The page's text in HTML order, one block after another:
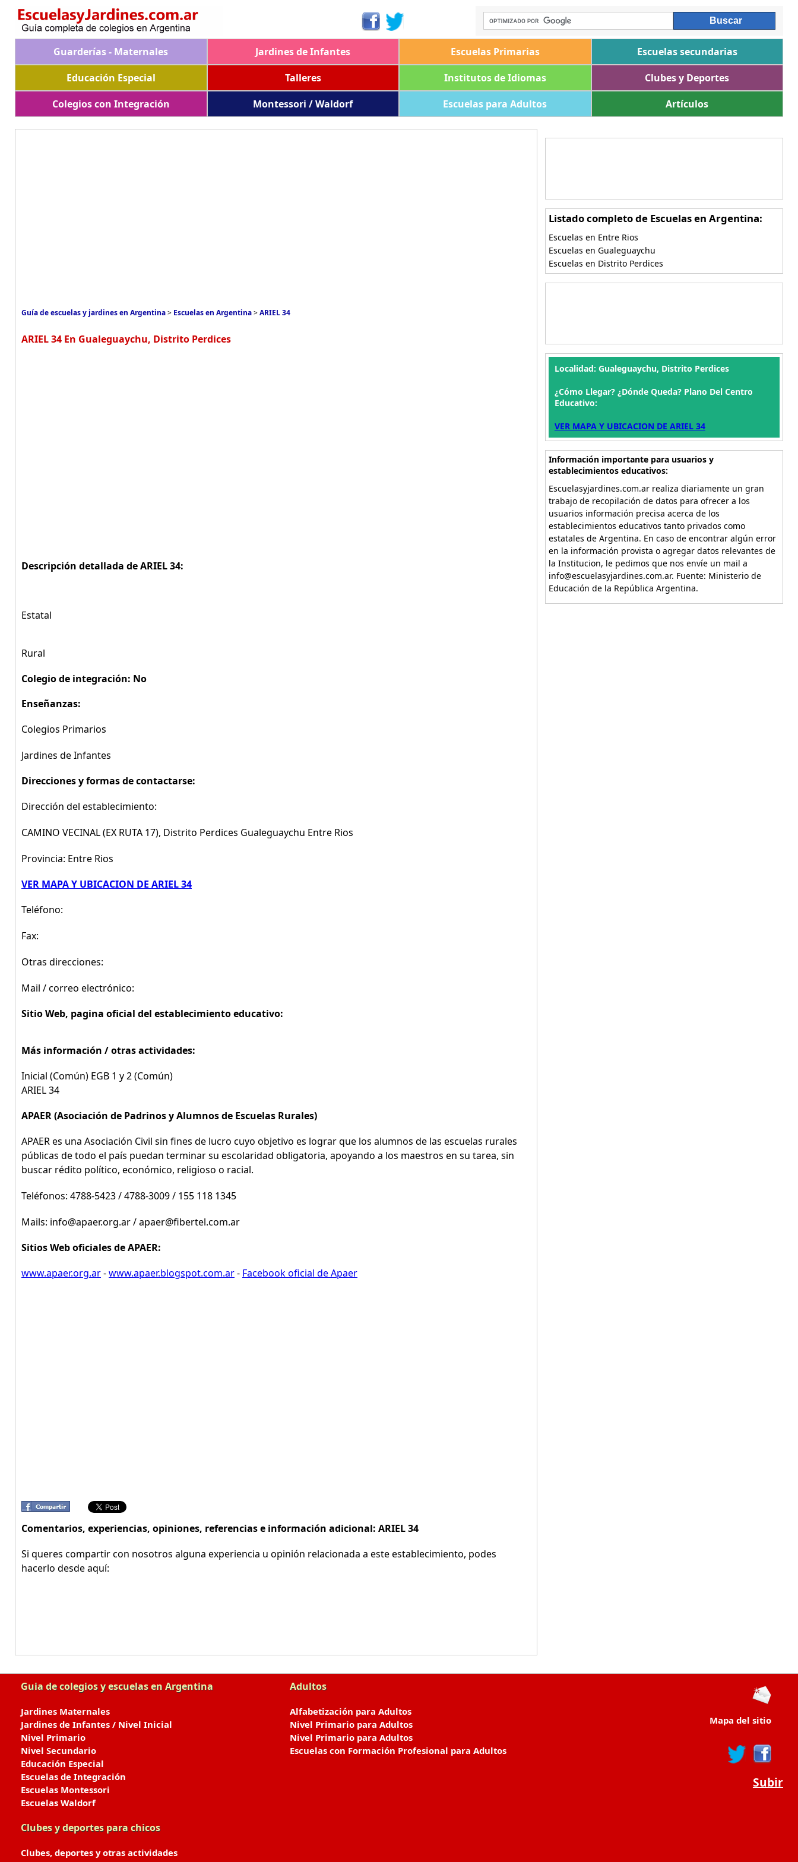
Guarderías - Maternales Jardines de Infantes Escuelas Primarias
Escuelas secundarias
Educación Especial
Talleres Institutos de Idiomas
Clubes y Deportes
Colegios con Integración
Montessori / Waldorf Escuelas para Adultos Artículos
Guía de escuelas y jardines en Argentina> Escuelas en Argentina>ARIEL 34
ARIEL 34 En Gualeguaychu, Distrito Perdices
Descripción detallada de ARIEL 34:
Estatal
Rural
Colegio de integración: No
Enseñanzas:
Colegios Primarios
Jardines de Infantes
Direcciones y formas de contactarse:
Dirección del establecimiento:
CAMINO VECINAL (EX RUTA 17), Distrito Perdices Gualeguaychu Entre Rios
Provincia: Entre Rios
VER MAPA Y UBICACION DE ARIEL 34
Teléfono:
Fax:
Otras direcciones:
Mail / correo electrónico:
Sitio Web, pagina oficial del establecimiento educativo:
Más información / otras actividades:
Inicial (Común) EGB 1 y 2 (Común)
ARIEL 34
APAER (Asociación de Padrinos y Alumnos de Escuelas Rurales)
APAER es una Asociación Civil sin fines de lucro cuyo objetivo es lograr que los alumnos de las escuelas rurales
públicas de todo el país puedan terminar su escolaridad obligatoria, apoyando a los maestros en su tarea, sin
buscar rédito político, económico, religioso o racial.
Teléfonos: 4788-5423 / 4788-3009 / 155 118 1345
Mails: info@apaer.org.ar / apaer@fibertel.com.ar
Sitios Web oficiales de APAER:
www.apaer.org.ar-www.apaer.blogspot.com.ar- Facebook oficial de Apaer
Comentarios, experiencias, opiniones, referencias e información adicional: ARIEL 34
Si queres compartir con nosotros alguna experiencia u opinión relacionada a este establecimiento, podes
hacerlo desde aquí:
Listado completo de Escuelas en Argentina:
Escuelas en Entre Rios
Escuelas en Gualeguaychu
Escuelas en Distrito Perdices
Localidad: Gualeguaychu, Distrito Perdices
¿Cómo Llegar? ¿Dónde Queda? Plano Del Centro
Educativo:
VER MAPA Y UBICACION DE ARIEL 34
Información importante para usuarios y
establecimientos educativos:
Escuelasyjardines.com.ar realiza diariamente un gran
trabajo de recopilación de datos para ofrecer a los
usuarios información precisa acerca de los
establecimientos educativos tanto privados como
estatales de Argentina. En caso de encontrar algún error
en la información provista o agregar datos relevantes de
la Institucion, le pedimos que nos envíe un mail a
info@escuelasyjardines.com.ar. Fuente: Ministerio de
Educación de la República Argentina.
Guia de colegios y escuelas en Argentina
Jardines Maternales
Jardines de Infantes / Nivel Inicial
Nivel Primario
Nivel Secundario
Educación Especial
Escuelas de Integración
Escuelas Montessori
Escuelas Waldorf
Clubes y deportes para chicos
Clubes, deportes y otras actividades
Adultos
Alfabetización para Adultos
Nivel Primario para Adultos
Nivel Primario para Adultos
Escuelas con Formación Profesional para Adultos
Mapa del sitio
Subir